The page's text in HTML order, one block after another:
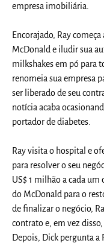
empresa imobiliária.
Encorajado, Ray
McDonald e iludir sua
milkshakes em pó para
renomeia sua empresa
ser liberado de seu
notícia acaba
portador de diabetes.
Ray visita o hospital e
para resolver o seu
US$ 1 milhão a cada um
do McDonald para o
de finalizar o negócio,
contrato e, em vez
Depois, Dick pergunta a